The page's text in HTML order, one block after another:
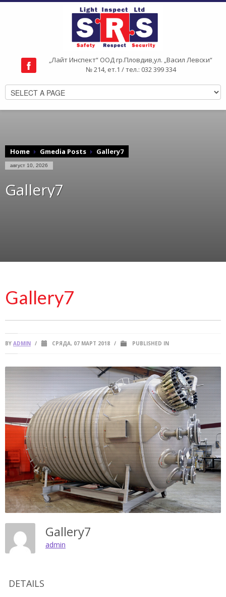
„Лайт Инспект“ ООД гр.Пловдив,ул. „Васил Левски“
№ 214, ет.1 / тел.: 032 399 334
Home Gmedia Posts Gallery7
август 10, 2026
Gallery7
Gallery7
BY ADMIN / СРЯДА, 07 МАРТ 2018 / PUBLISHED IN
Gallery7
admin
DETAILS